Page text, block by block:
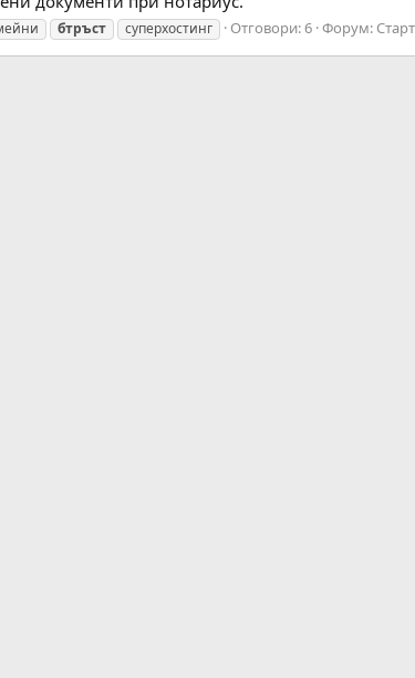
бтръст суперхостинг Отговори: 6 Форум: